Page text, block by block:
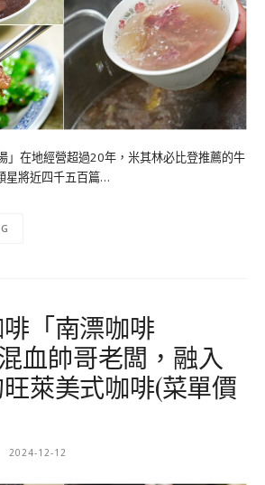
」在地經營超過20年，米其林必比登推薦的牛
星將近四千五百篇…
「南漂咖啡
血帥哥老闆，融入
萊美式咖啡(菜單價
2024-12-12